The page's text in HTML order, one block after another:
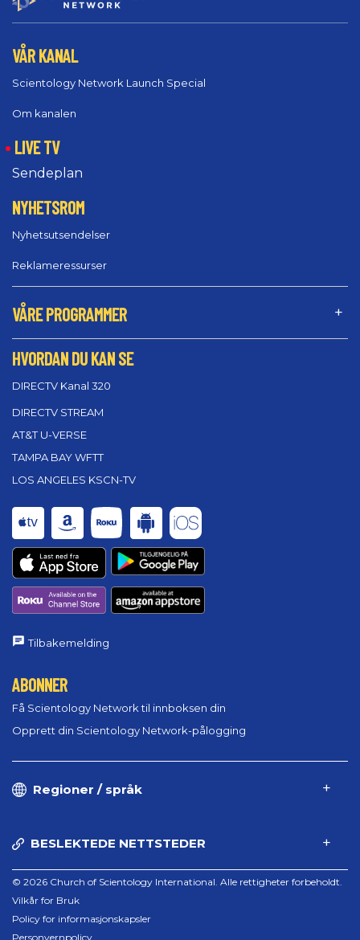
VÅR KANAL
Scientology Network Launch Special
Om kanalen
LIVE TV
Sendeplan
NYHETSROM
Nyhetsutsendelser
Reklameressurser
VÅRE PROGRAMMER
HVORDAN DU KAN SE
DIRECTV Kanal 320
DIRECTV STREAM
AT&T U-VERSE
TAMPA BAY WFTT
LOS ANGELES KSCN-TV
Tilbakemelding
ABONNER
Få Scientology Network til innboksen din
Opprett din Scientology Network-pålogging
Regioner / språk
BESLEKTEDE NETTSTEDER
© 2026 Church of Scientology International. Alle rettigheter forbeholdt.
Vilkår for Bruk
Policy for informasjonskapsler
Personvernpolicy